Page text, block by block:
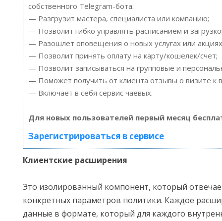
собственного Telegram-бота:
— Разгрузит мастера, специалиста или компанию;
— Позволит гибко управлять расписанием и
— Разошлет оповещения о новых услугах или
— Позволит принять оплату на карту/кошелек/счет;
— Позволит записываться на групповые и
— Поможет получить от клиента отзывы о визите к
— Включает в себя сервис чаевых.
Для новых пользователей первый месяц
Зарегистрироваться в сервисе
Клиентские расширения
Это изолированный компонент, который
конкретных параметров политики. Каждое
данные в формате, который для каждого